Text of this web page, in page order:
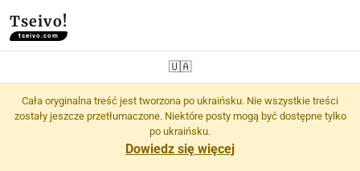
Tseivo!
tseivo.com
🇺🇦
Cała oryginalna treść jest tworzona po ukraińsku. Nie wszystkie treści
zostały jeszcze przetłumaczone. Niektóre posty mogą być dostępne tylko
po ukraińsku.
Dowiedz się więcej